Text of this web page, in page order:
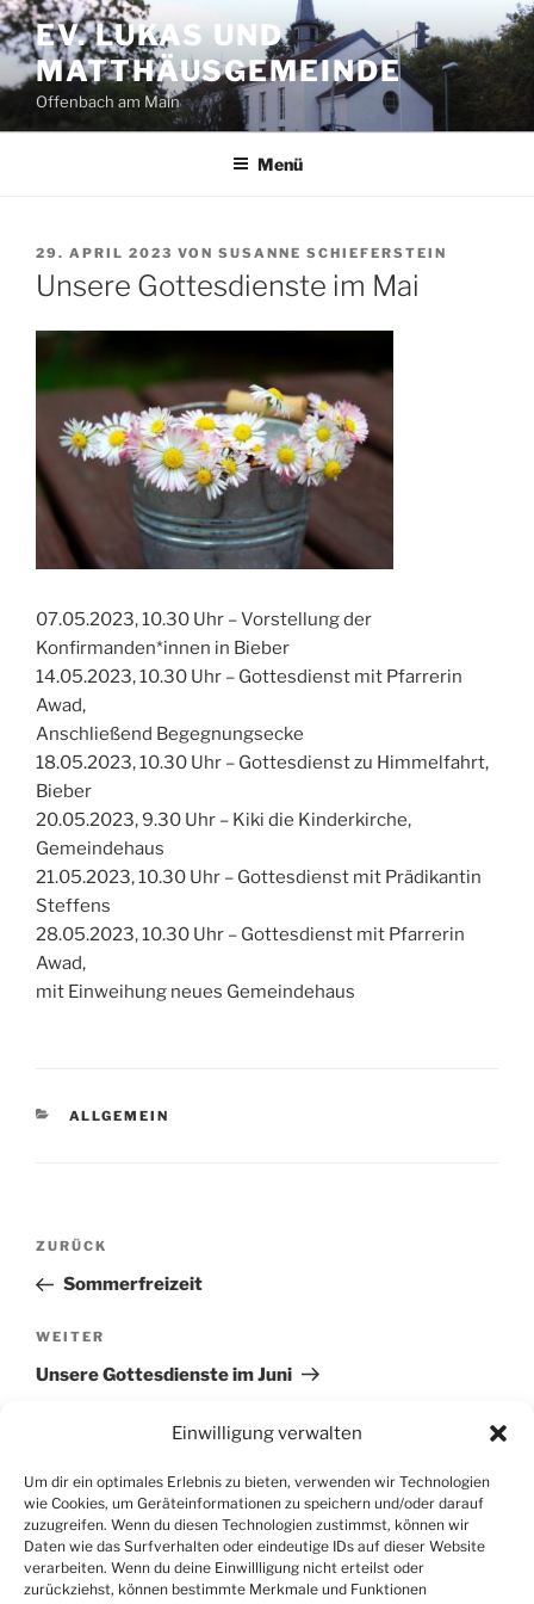
Einwilligung verwalten
Um dir ein optimales Erlebnis zu bieten, verwenden wir Technologien
wie Cookies, um Geräteinformationen zu speichern und/oder darauf
zuzugreifen. Wenn du diesen Technologien zustimmst, können wir
Daten wie das Surfverhalten oder eindeutige IDs auf dieser Website
verarbeiten. Wenn du deine Einwillligung nicht erteilst oder
zurückziehst, können bestimmte Merkmale und Funktionen
Zum
Inhalt
springen
EV. LUKAS UND
MATTHÄUSGEMEINDE
Offenbach am Main
Menü
VERÖFFENTLICHT
AM
29. APRIL 2023 VON SUSANNE SCHIEFERSTEIN
Unsere Gottesdienste im Mai
07.05.2023, 10.30 Uhr – Vorstellung der
Konfirmanden*innen in Bieber
14.05.2023, 10.30 Uhr – Gottesdienst mit Pfarrerin
Awad,
Anschließend Begegnungsecke
18.05.2023, 10.30 Uhr – Gottesdienst zu Himmelfahrt,
Bieber
20.05.2023, 9.30 Uhr – Kiki die Kinderkirche,
Gemeindehaus
21.05.2023, 10.30 Uhr – Gottesdienst mit Prädikantin
Steffens
28.05.2023, 10.30 Uhr – Gottesdienst mit Pfarrerin
Awad,
mit Einweihung neues Gemeindehaus
KATEGORIEN
ALLGEMEIN
Beitragsnavigation
Vorheriger
Beitrag
ZURÜCK
Sommerfreizeit
Nächster
Beitrag
WEITER
Unsere Gottesdienste im Juni
SUCHEN
Suche